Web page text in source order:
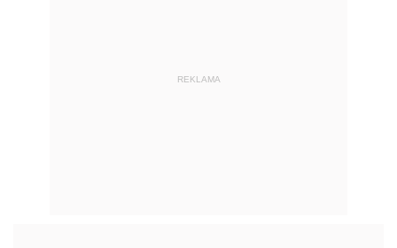
REKLAMA